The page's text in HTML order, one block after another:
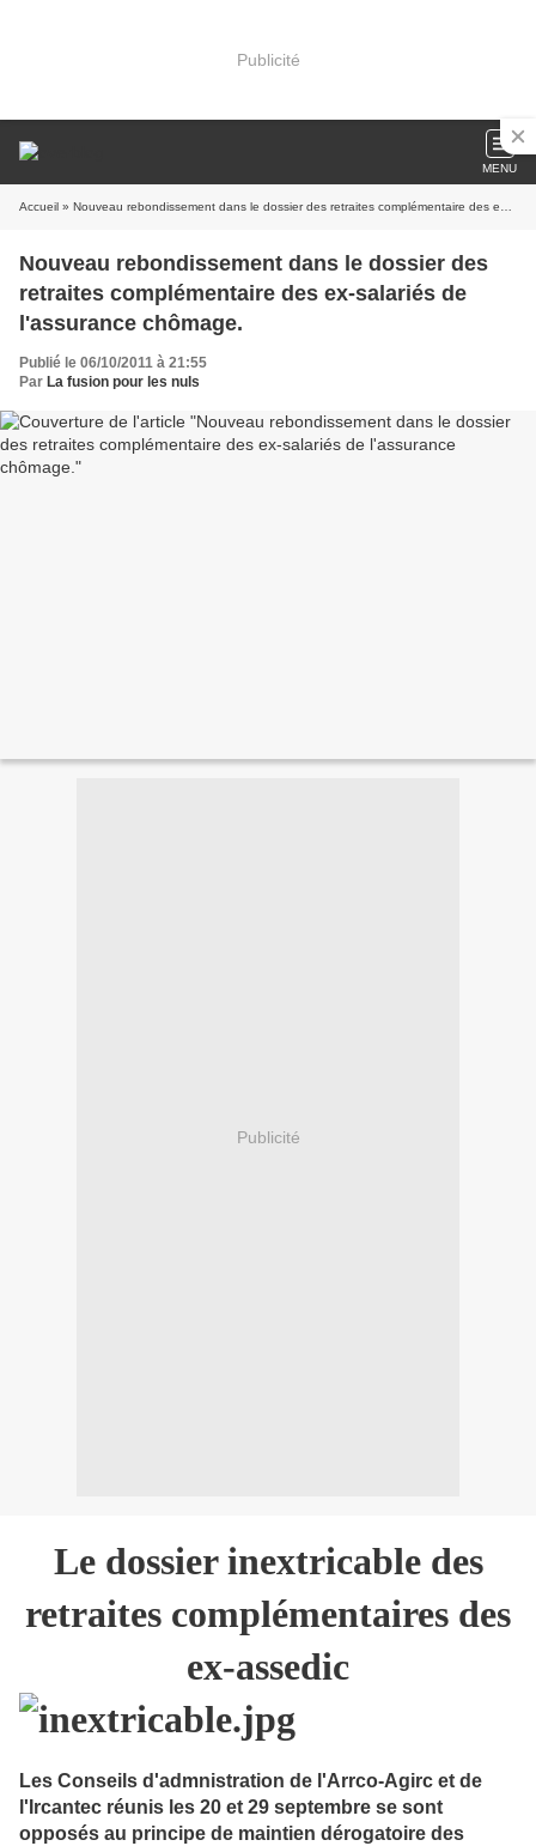
Publicité
MENU
Accueil » Nouveau rebondissement dans le dossier des retraites complémentaire des ex-salariés de l'assurance chômage.
Nouveau rebondissement dans le dossier des
retraites complémentaire des ex-salariés de
l'assurance chômage.
Publié le 06/10/2011 à 21:55
Par La fusion pour les nuls
Publicité
Le dossier inextricable des
retraites complémentaires des
ex-assedic
Les Conseils d'admnistration de l'Arrco-Agirc et de
l'Ircantec réunis les 20 et 29 septembre se sont
opposés au principe de maintien dérogatoire des